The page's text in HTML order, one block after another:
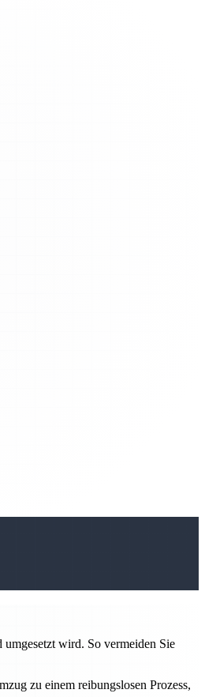
wird. So vermeiden Sie
zu einem reibungslosen Prozess,